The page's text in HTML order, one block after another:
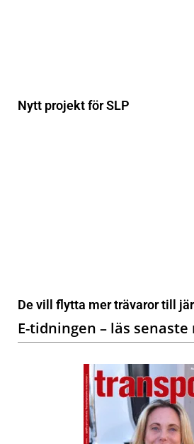
Nytt projekt för SLP
De vill flytta mer trävaror till
E-tidningen – läs